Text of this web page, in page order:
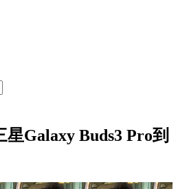
Galaxy Buds3 Pro到